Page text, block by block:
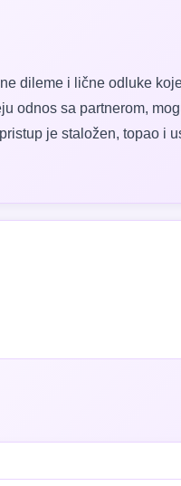
dileme i lične odluke
odnos sa partnerom,
je staložen, topao i